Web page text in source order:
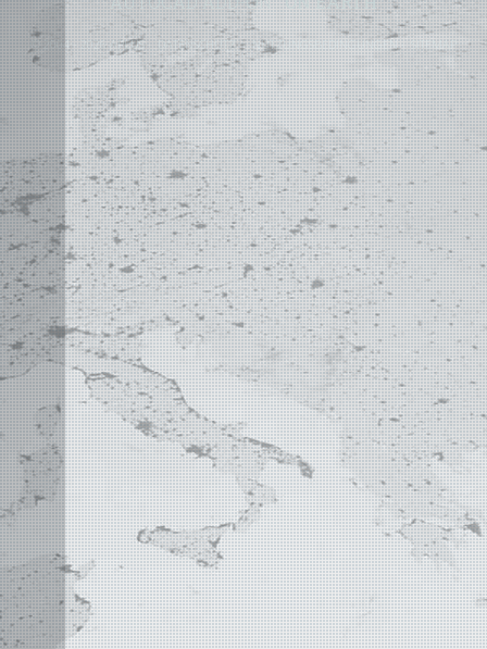
©2004 - 2026 APLUS ·DATENSCHUTZ·NUTZUNGSBEDINGUNGEN·SITEMAP